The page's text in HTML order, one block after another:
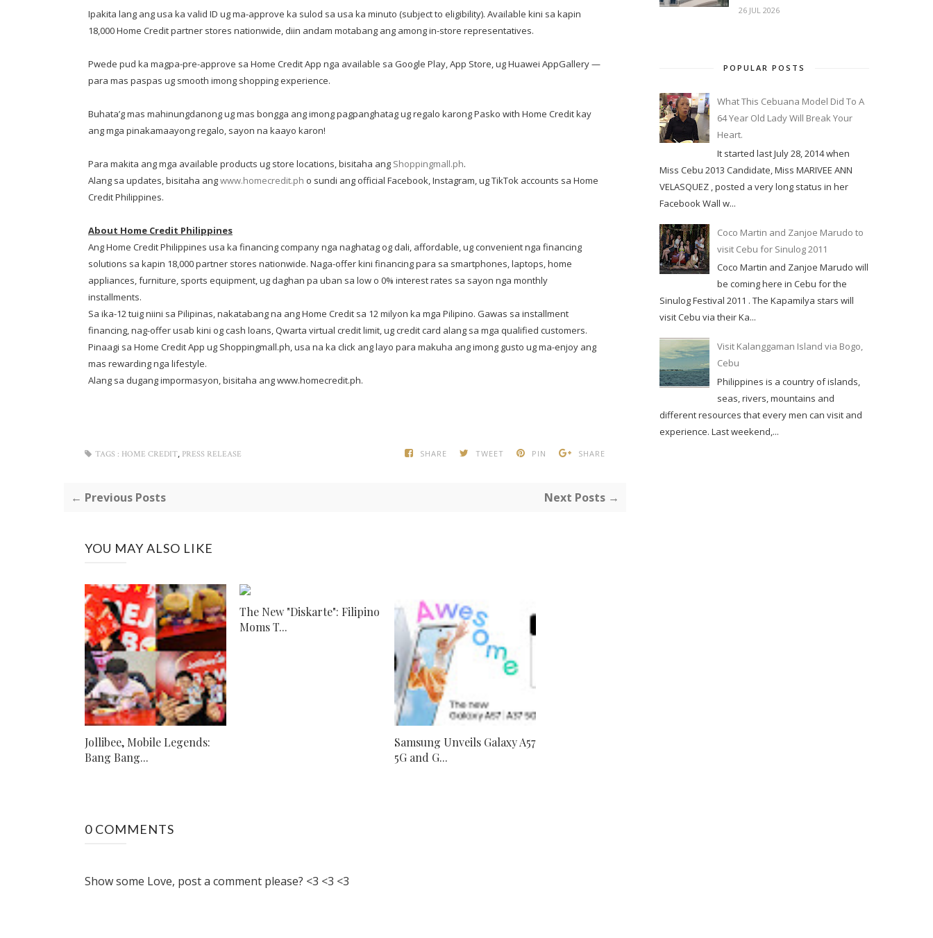
Ipakita lang ang usa ka valid ID ug ma-approve ka sulod sa usa ka minuto (subject to eligibility). Available kini sa kapin
18,000 Home Credit partner stores nationwide, diin andam motabang ang among in-store representatives.
Pwede pud ka magpa-pre-approve sa Home Credit App nga available sa Google Play, App Store, ug Huawei AppGallery—
para mas paspas ug smooth imong shopping experience.
Buhata’g mas mahinungdanong ug mas bongga ang imong pagpanghatag ug regalo karong Pasko with Home Credit kay
ang mga pinakamaayong regalo, sayon na kaayo karon!
Para makita ang mga available products ug store locations, bisitaha ang Shoppingmall.ph.
Alang sa updates, bisitaha angwww.homecredit.ph o sundi ang official Facebook, Instagram, ug TikTok accounts sa Home
Credit Philippines.
About Home Credit Philippines
Ang Home Credit Philippines usa ka financing company nga naghatag og dali, affordable, ug convenient nga financing
solutions sa kapin 18,000 partner stores nationwide. Naga-offer kini financing para sa smartphones, laptops, home
appliances, furniture, sports equipment, ug daghan pa uban sa low o 0% interest rates sa sayon nga monthly
installments.
Sa ika-12 tuig niini sa Pilipinas, nakatabang na ang Home Credit sa 12 milyon ka mga Pilipino. Gawas sa installment
financing, nag-offer usab kini og cash loans, Qwarta virtual credit limit, ug credit card alang sa mga qualified customers.
Pinaagi sa Home Credit App ug Shoppingmall.ph, usa na ka click ang layo para makuha ang imong gusto ug ma-enjoy ang
mas rewarding nga lifestyle.
Alang sa dugang impormasyon, bisitaha ang www.homecredit.ph.
SHARE TWEET PIN SHARE
TAGS : HOME CREDIT, PRESS RELEASE
← Previous Posts Next Posts →
YOU MAY ALSO LIKE
Jollibee, Mobile Legends:
Bang Bang...
The New "Diskarte": Filipino
Moms T...
Samsung Unveils Galaxy A57
5G and G...
0 COMMENTS
Show some Love, post a comment please? <3 <3 <3
26 JUL 2026
POPULAR POSTS
What This Cebuana Model Did To A
64 Year Old Lady Will Break Your
Heart.
It started last July 28, 2014 when
Miss Cebu 2013 Candidate, Miss MARIVEE ANN
VELASQUEZ , posted a very long status in her
Facebook Wall w...
Coco Martin and Zanjoe Marudo to
visit Cebu for Sinulog 2011
Coco Martin and Zanjoe Marudo will
be coming here in Cebu for the
Sinulog Festival 2011 . The Kapamilya stars will
visit Cebu via their Ka...
Visit Kalanggaman Island via Bogo,
Cebu
Philippines is a country of islands,
seas, rivers, mountains and
different resources that every men can visit and
experience. Last weekend,...